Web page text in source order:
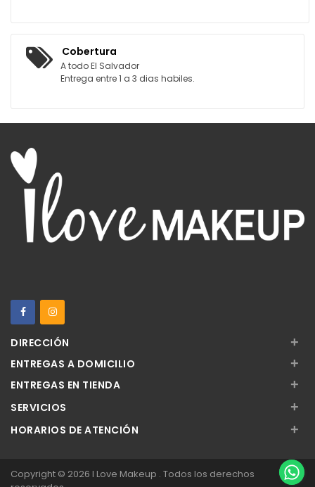
Cobertura
A todo El Salvador
Entrega entre 1 a 3 dias habiles.
DIRECCIÓN +
ENTREGAS A DOMICILIO +
ENTREGAS EN TIENDA +
SERVICIOS +
HORARIOS DE ATENCIÓN +
Copyright © 2026 I Love Makeup . Todos los derechos